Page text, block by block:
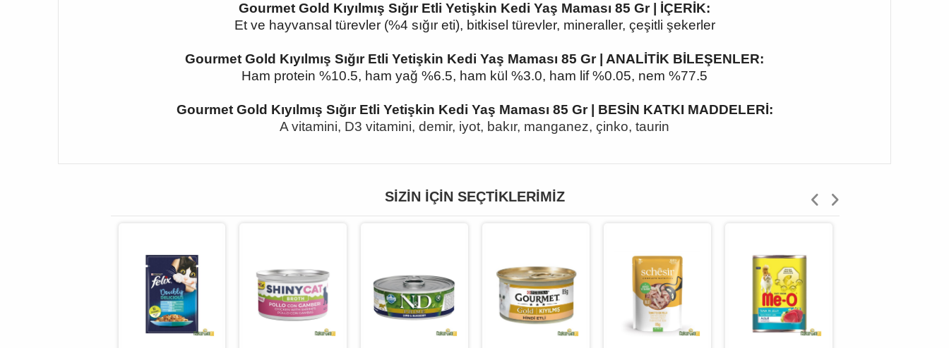
Gourmet Gold Kıyılmış Sığır Etli Yetişkin Kedi Yaş Maması 85 Gr | İÇERİK:
Et ve hayvansal türevler (%4 sığır eti), bitkisel türevler, mineraller, çeşitli şekerler
Gourmet Gold Kıyılmış Sığır Etli Yetişkin Kedi Yaş Maması 85 Gr | ANALİTİK BİLEŞENLER:
Ham protein %10.5, ham yağ %6.5, ham kül %3.0, ham lif %0.05, nem %77.5
Gourmet Gold Kıyılmış Sığır Etli Yetişkin Kedi Yaş Maması 85 Gr | BESİN KATKI MADDELERİ:
A vitamini, D3 vitamini, demir, iyot, bakır, manganez, çinko, taurin
SIZIN İÇIN SEÇTIKLERIMIZ